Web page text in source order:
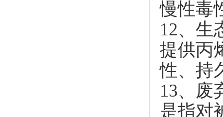
慢性毒
12、生
提供丙
性、持
13、废
是指对